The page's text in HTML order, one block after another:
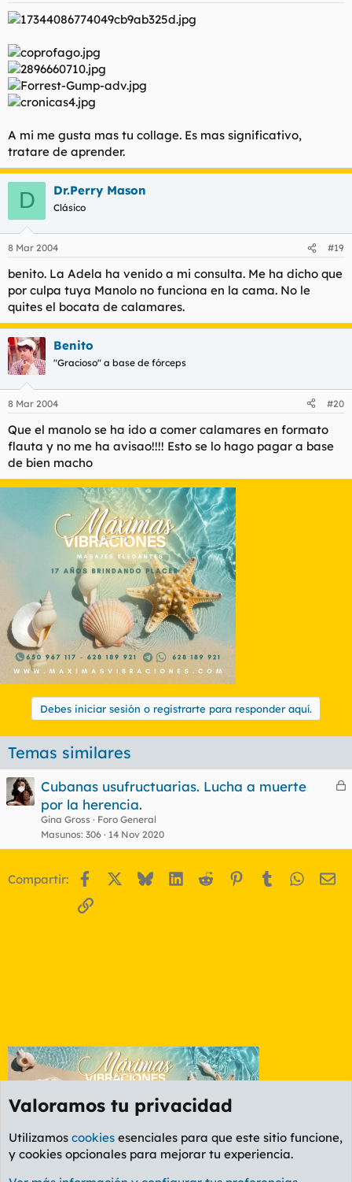
A mi me gusta mas tu collage. Es mas significativo,
tratare de aprender.
D Dr.Perry Mason
Clásico
8 Mar 2004 #19
benito. La Adela ha venido a mi consulta. Me ha dicho que
por culpa tuya Manolo no funciona en la cama. No le
quites el bocata de calamares.
Benito
"Gracioso" a base de fórceps
8 Mar 2004 #20
Que el manolo se ha ido a comer calamares en formato
flauta y no me ha avisao!!!! Esto se lo hago pagar a base
de bien macho
Debes iniciar sesión o registrarte para responder aquí.
Temas similares
C
a
Cubanas usufructuarias. Lucha a muerte
por la herencia.
Gina Gross
Foro General
Masunos 306 14 Nov 2020
Compartir: Facebook BlueskyLinkedIn
Reddit Pinterest
Tumblr
Enlace
Foro General
Valoramos tu privacidad
Utilizamos cookies esenciales para que este sitio funcione,
y cookies opcionales para mejorar tu experiencia.